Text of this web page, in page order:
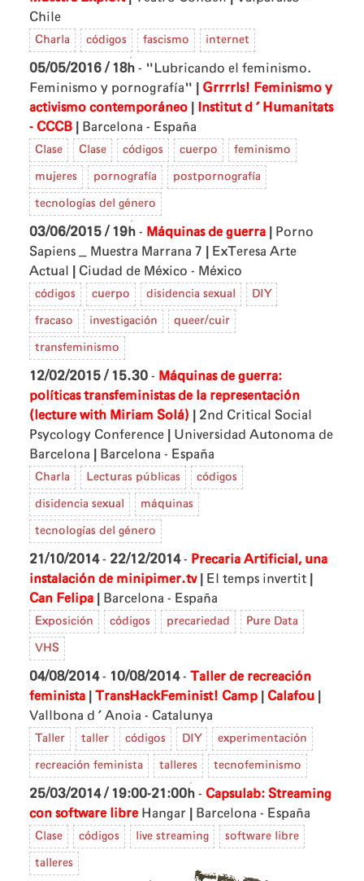
Chile
Charla códigos fascismo internet
05/05/2016 / 18h - "Lubricando el feminismo.
Feminismo y pornografía"
Grrrrls! Feminismo y
activismo contemporáneo
Institut d'Humanitats
- CCCB
Barcelona - España
Clase Clase códigos cuerpo feminismo
mujeres pornografía postpornografía
tecnologías del género
03/06/2015 / 19h - Máquinas de guerra
Porno
Sapiens _ Muestra Marrana 7
ExTeresa Arte
Actual
Ciudad de México - México
códigos cuerpo disidencia sexual DIY
fracaso investigación queer/cuir
transfeminismo
12/02/2015 / 15.30 - Máquinas de guerra:
políticas transfeministas de la representación
(lecture with Miriam Solá)
2nd Critical Social
Psycology Conference
Universidad Autonoma de
Barcelona
Barcelona - España
Charla Lecturas públicas códigos
disidencia sexual máquinas
tecnologías del género
21/10/2014- 22/12/2014- Precaria Artificial, una
instalación de minipimer.tv
El temps invertit
Can Felipa Barcelona - España
Exposición códigos precariedad Pure Data
VHS
04/08/2014- 10/08/2014- Taller de recreación
feminista
TransHackFeminist! Camp Calafou
Vallbona d'Anoia - Catalunya
Taller taller códigos DIY experimentación
recreación feminista talleres tecnofeminismo
25/03/2014 / 19:00-21:00h - Capsulab: Streaming
con software libre Hangar Barcelona - España
Clase códigos live streaming software libre
talleres